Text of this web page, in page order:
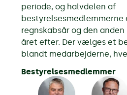
periode, og halvdelen af
bestyrelsesmedlemmerne
regnskabsår og den
året efter. Der vælges et
blandt medarbejderne,
Bestyrelsesmedlemmer